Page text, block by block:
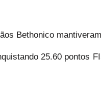
Bethonico
25.60 pontos